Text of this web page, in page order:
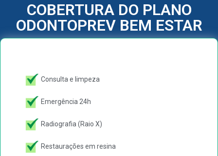
COBERTURA DO PLANO
ODONTOPREV BEM ESTAR
Consulta e limpeza
Emergência 24h
Radiografia (Raio X)
Restaurações em resina